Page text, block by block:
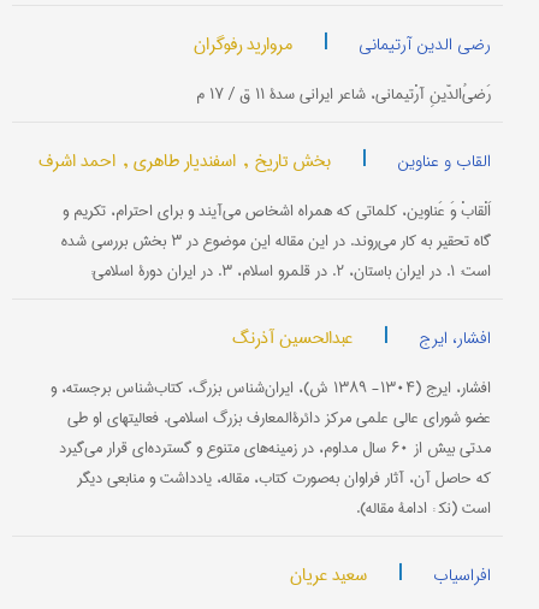
رضی الدین آرتیمانی | مروارید رفوگران
رَضیُ‌الدّینِ آرْتیمانی، شاعر ایرانی سدۀ ۱۱ ق / ۱۷ م
القاب و عناوین | بخش تاریخ , اسفندیار طاهری , احمد اشرف
اَلْقابْ وَ عَناوین، کلماتی که همراه اشخاص می‌آیند و برای احترام، تکریم و
گاه تحقیر به کار می‌روند. در این مقاله این موضوع در ۳ بخش بررسی شده
است: ۱. در ایران باستان، ۲. در قلمرو اسلام، ۳. در ایران دورۀ اسلامی:
افشار، ایرج | عبدالحسین آذرنگ
افشار، ایرج (۱۳۰۴- ۱۳۸۹ ش)، ایران‌شناس بزرگ، کتاب‌شناس برجسته، و
عضو شورای عالی علمی مرکز دائرةالمعارف بزرگ اسلامی. فعالیتهای او طی
مدتی بیش از ۶۰ سال مداوم، در زمینه‌های متنوع و گسترده‌ای قرار می‌گیرد
که حاصل آن، آثار فراوان به‌صورت کتاب، مقاله، یادداشت و منابعی دیگر
است (نک‍ : ادامۀ مقاله).
افراسیاب | سعید عریان